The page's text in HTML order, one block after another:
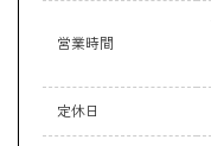
営業時間
定休日